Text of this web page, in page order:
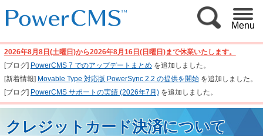
Menu
2026年8月8日(土曜日)から2026年8月16日(日曜日)まで休業いたします。
[ブログ] PowerCMS 7 でのアップデートまとめ を追加しました。
[新着情報] Movable Type 対応版 PowerSync 2.2 の提供を開始を追加しました。
[ブログ] PowerCMS サポートの実績 (2026年7月)を追加しました。
クレジットカード決済について